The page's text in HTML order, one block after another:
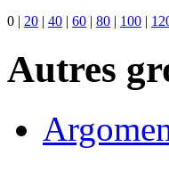
0 | 20 | 40 | 60 | 80 | 100 |
Autres